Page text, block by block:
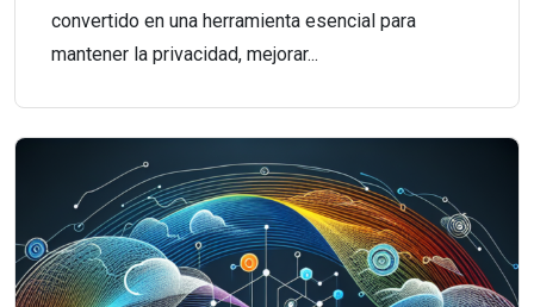
convertido en una herramienta esencial para
mantener la privacidad, mejorar...